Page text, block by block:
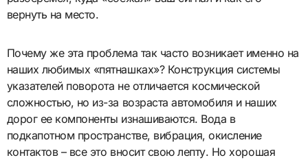
вернуть на место.
Почему же эта проблема так часто возникает именно на
наших любимых «пятнашках»? Конструкция системы
указателей поворота не отличается космической
сложностью, но из-за возраста автомобиля и наших
дорог ее компоненты изнашиваются. Вода в
подкапотном пространстве, вибрация, окисление
контактов – все это вносит свою лепту. Но хорошая